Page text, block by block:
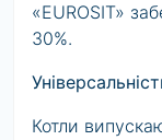
«EUROSIT»
30%.
Котли